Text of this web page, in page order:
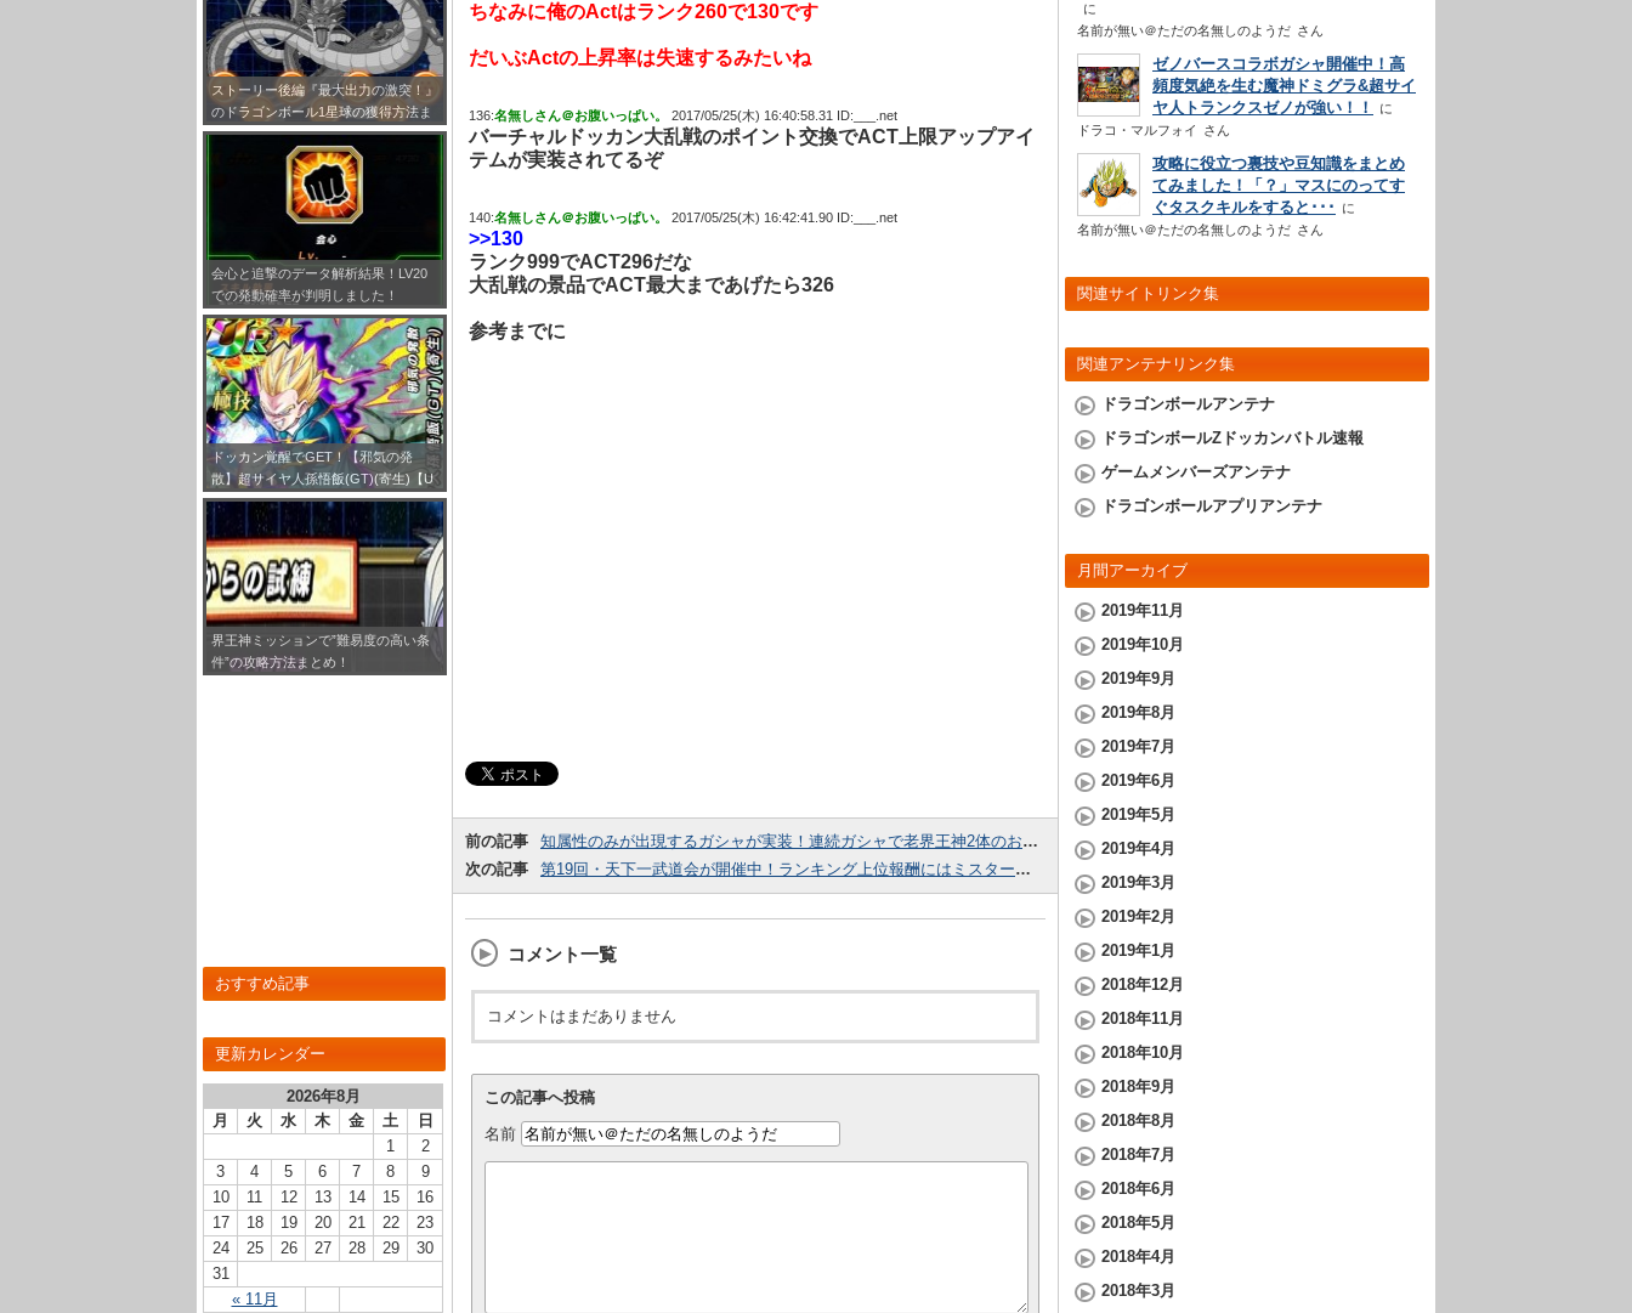
ストーリー後編『最大出力の激突！』
のドラゴンボール1星球の獲得方法ま
とめ！
会心と追撃のデータ解析結果！LV20
での発動確率が判明しました！
ドッカン覚醒でGET！【邪気の発
散】超サイヤ人孫悟飯(GT)(寄生)【U
R】のLV最大ステータスが判明しまし
界王神ミッションで”難易度の高い条
件”の攻略方法まとめ！
おすすめ記事
更新カレンダー
2026年8月
月
火 水 木 金 土 日
« 11月
1
2
3
4 5 6 7 8
9
10
11 12 13 14 15
16
17
18 19 20 21 22
23
24
25 26 27 28 29
30
31
ちなみに俺のActはランク260で130です
だいぶActの上昇率は失速するみたいね
136:名無しさん＠お腹いっぱい。 2017/05/25(木) 16:40:58.31 ID:___.net
バーチャルドッカン大乱戦のポイント交換でACT上限アップアイ
テムが実装されてるぞ
140:名無しさん＠お腹いっぱい。 2017/05/25(木) 16:42:41.90 ID:___.net
>>130
ランク999でACT296だな
大乱戦の景品でACT最大まであげたら326
参考までに
前の記事
知属性のみが出現するガシャが実装！連続ガシャで老界王神2体のおまけ付きです！
次の記事
第19回・天下一武道会が開催中！ランキング上位報酬にはミスターブウが登場！
コメント一覧
コメントはまだありません
この記事へ投稿
名前
名前が無い＠ただの名無しのようだ さん
ゼノバースコラボガシャ開催中！高
頻度気絶を生む魔神ドミグラ&超サイ
ヤ人トランクスゼノが強い！！
ドラコ・マルフォイ さん
攻略に役立つ裏技や豆知識をまとめ
てみました！「？」マスにのってす
ぐタスクキルをすると･･･
名前が無い＠ただの名無しのようだ さん
関連サイトリンク集
関連アンテナリンク集
ドラゴンボールアンテナ
ドラゴンボールZドッカンバトル速報
ゲームメンバーズアンテナ
ドラゴンボールアプリアンテナ
月間アーカイブ
2019年11月
2019年10月
2019年9月
2019年8月
2019年7月
2019年6月
2019年5月
2019年4月
2019年3月
2019年2月
2019年1月
2018年12月
2018年11月
2018年10月
2018年9月
2018年8月
2018年7月
2018年6月
2018年5月
2018年4月
2018年3月